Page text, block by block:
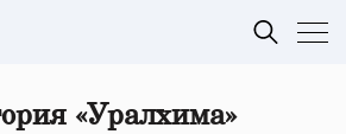
«Уралхима»